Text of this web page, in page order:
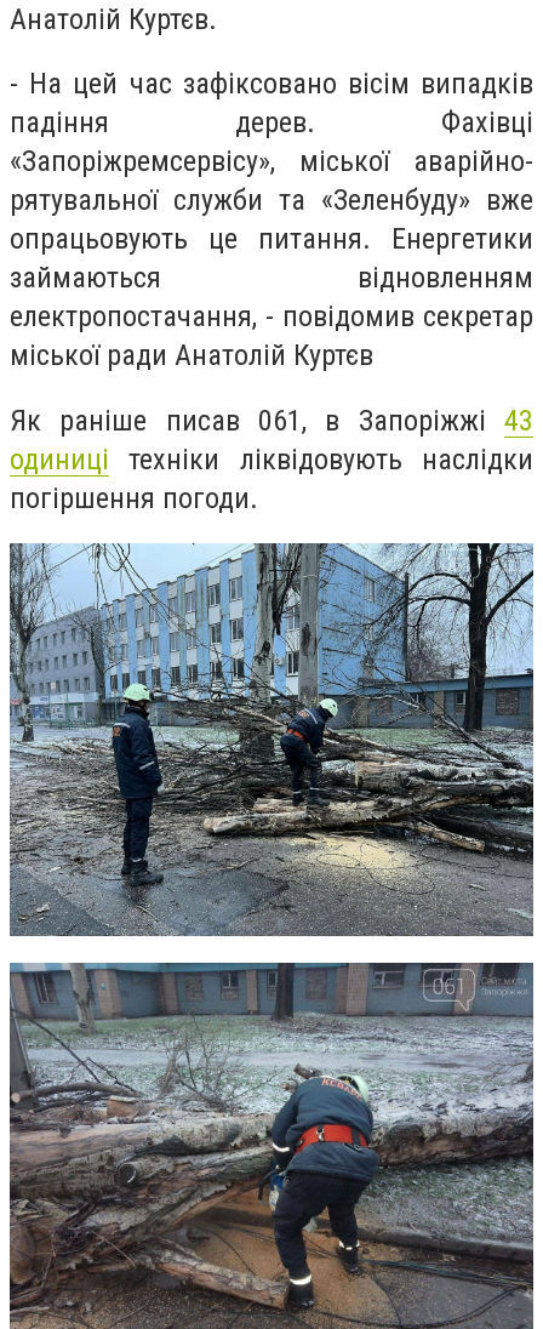
Анатолій Куртєв.
- На цей час зафіксовано вісім випадків
падіння дерев. Фахівці
«Запоріжремсервісу», міської аварійно-
рятувальної служби та «Зеленбуду» вже
опрацьовують це питання. Енергетики
займаються відновленням
електропостачання, - повідомив секретар
міської ради Анатолій Куртєв
Як раніше писав 061, в Запоріжжі43
одиниці техніки ліквідовують наслідки
погіршення погоди.